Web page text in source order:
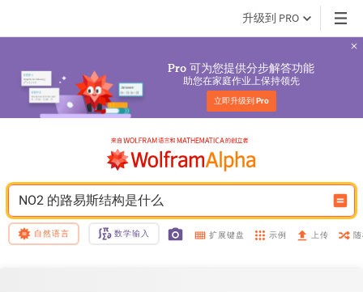
升级到 PRO
Pro 可为您提供分步解答功能
助您在家庭作业上保持领先
立即升级到 Pro
NO2 的路易斯结构是什么
自然语言 数学输入 扩展键盘 示例 上传